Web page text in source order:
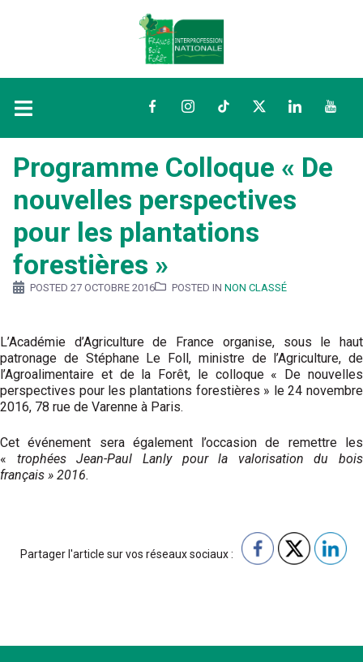
FacebookInstagramTikTokTwitterLinkedIn
Programme Colloque « De
nouvelles perspectives
pour les plantations
forestières »
POSTED 27 OCTOBRE 2016 POSTED IN NON CLASSÉ
L’Académie d’Agriculture de France organise, sous le haut
patronage de Stéphane Le Foll, ministre de l’Agriculture, de
l’Agroalimentaire et de la Forêt, le colloque « De nouvelles
perspectives pour les plantations forestières » le 24 novembre
2016, 78 rue de Varenne à Paris.
Cet événement sera également l’occasion de remettre les
« trophées Jean-Paul Lanly pour la valorisation du bois
français » 2016.
Partager l'article sur vos réseaux sociaux :